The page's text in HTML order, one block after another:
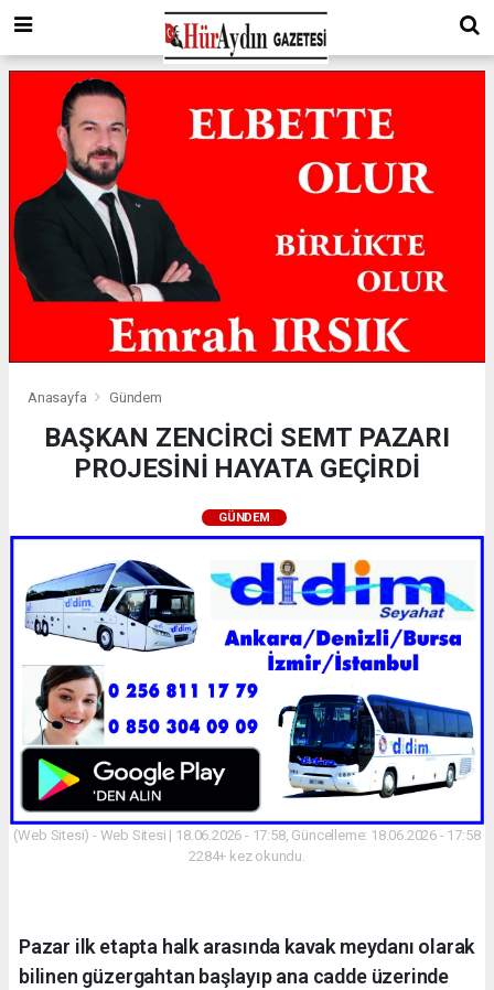
Anasayfa Gündem
BAŞKAN ZENCİRCİ SEMT PAZARI
PROJESİNİ HAYATA GEÇİRDİ
GÜNDEM
(Web Sitesi) - Web Sitesi | 18.06.2026 - 17:58, Güncelleme: 18.06.2026 - 17:58
2284+ kez okundu.
Pazar ilk etapta halk arasında kavak meydanı olarak
bilinen güzergahtan başlayıp ana cadde üzerinde